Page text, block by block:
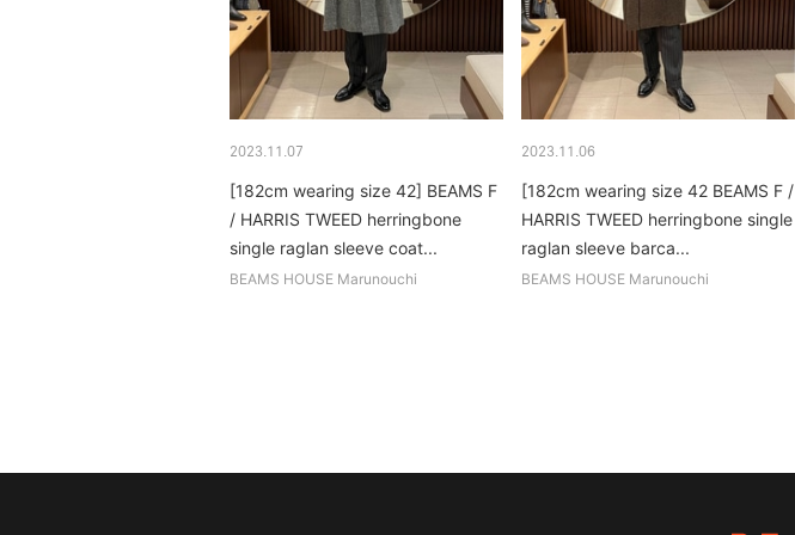
2023.11.07
[182cm wearing size 42] BEAMS F
/ HARRIS TWEED herringbone
single raglan sleeve coat...
BEAMS HOUSE Marunouchi
2023.11.06
[182cm wearing size 42 BEAMS F /
HARRIS TWEED herringbone single
raglan sleeve barca...
BEAMS HOUSE Marunouchi